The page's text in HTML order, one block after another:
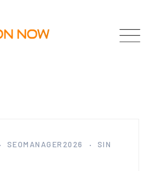
SEOMANAGER2026
SIN